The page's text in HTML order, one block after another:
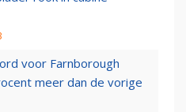
voor Farnborough
meer dan de vorige